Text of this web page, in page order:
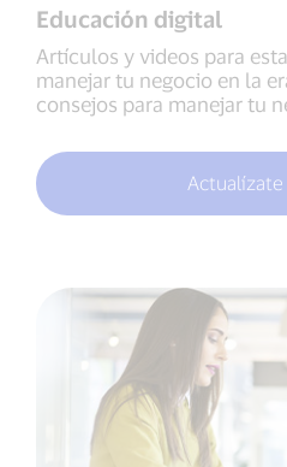
Educación digital
Artículos y videos para
manejar tu negocio en la
consejos para manejar tu
Actualízate